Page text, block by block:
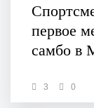
первое
самбо в
3 0